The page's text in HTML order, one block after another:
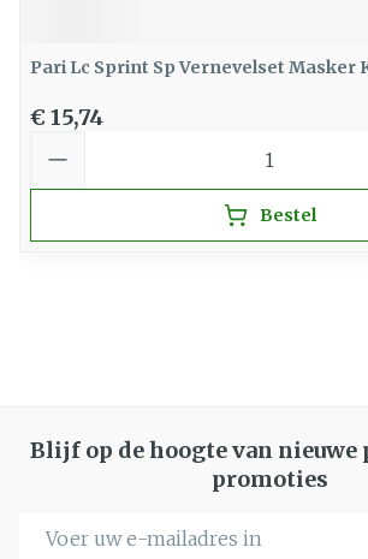
Pari Lc Sprint Sp Vernevelset Masker
€ 15,74
Bestel
Blijf op de hoogte van nieuwe
promoties